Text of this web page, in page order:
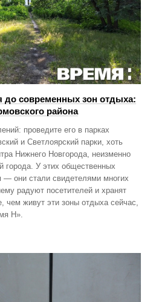
до современных зон отдыха:
района
проведите его в парках
и Светлоярский парки, хоть
Нижнего Новгорода, неизменно
города. У этих общественных
— они стали свидетелями многих
радуют посетителей и хранят
чем живут эти зоны отдыха сейчас,
Н».